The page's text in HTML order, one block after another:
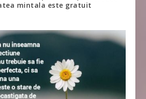
mintala este gratuit